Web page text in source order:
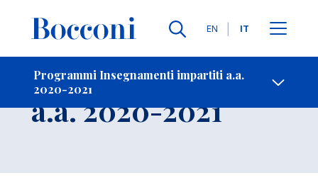
Lingue
EN IT
Programmi Insegnamenti impartiti a.a.
2020-2021
-
Insegnamento
a.a. 2020-2021